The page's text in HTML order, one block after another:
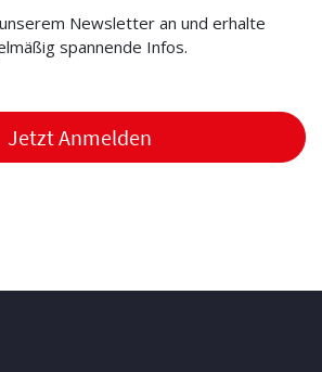
Newsletter an und erhalte
spannende Infos.
Jetzt Anmelden